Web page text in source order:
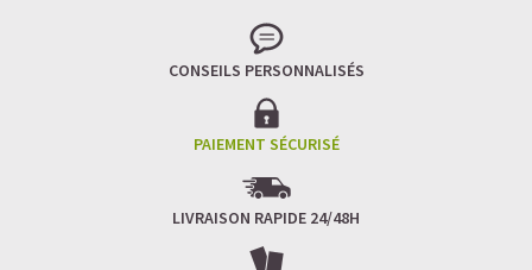
CONSEILS PERSONNALISÉS
PAIEMENT SÉCURISÉ
LIVRAISON RAPIDE 24/48H